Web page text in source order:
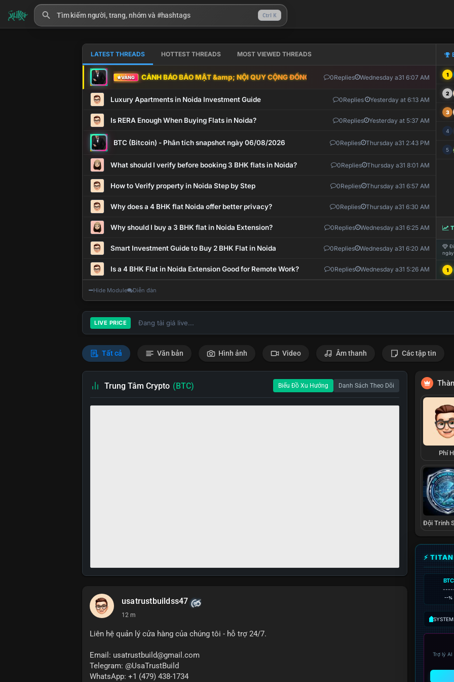
Ctrl K
LATEST THREADS HOTTEST THREADS MOST VIEWED THREADS
VÀNG CẢNH BÁO BẢO MẬT &amp; NỘI QUY CỘNG ĐỒNG VLIKE.VN: HỆ THỐNG GIÁM SÁT TỰ
0Replies Wednesday a31 6:07 AM
Luxury Apartments in Noida Investment Guide 0Replies Yesterday at 6:13 AM
Is RERA Enough When Buying Flats in Noida? 0Replies Yesterday at 5:37 AM
BTC (Bitcoin) - Phân tích snapshot ngày 06/08/2026 0Replies Thursday a31 2:43 PM
What should I verify before booking 3 BHK flats in Noida? 0Replies Thursday a31 8:01 AM
How to Verify property in Noida Step by Step 0Replies Thursday a31 6:57 AM
Why does a 4 BHK flat Noida offer better privacy? 0Replies Thursday a31 6:30 AM
Why should I buy a 3 BHK flat in Noida Extension? 0Replies Wednesday a31 6:25 AM
Smart Investment Guide to Buy 2 BHK Flat in Noida 0Replies Wednesday a31 6:20 AM
Is a 4 BHK Flat in Noida Extension Good for Remote Work? 0Replies Wednesday a31 5:26 AM
1
2
3
4
5
1
Hide Module Diễn đàn
LIVE PRICE Đang tải giá live...
Tất cả Văn bản Hình ảnh Video Âm thanh Các tập tin
Trung Tâm Crypto (BTC) Biểu Đồ Xu Hướng Danh Sách Theo Dõi
usatrustbuildss47
12 m
Liên hệ quản lý cửa hàng của chúng tôi - hỗ trợ 24/7.
Email: usatrustbuild@gmail.com
Telegram: @UsaTrustBuild
WhatsApp: +1 (479) 438-1734
Phí
⚡
BTC
--%
Trợ lý